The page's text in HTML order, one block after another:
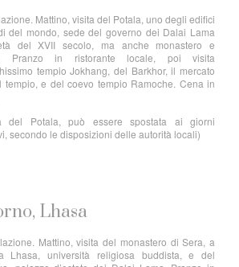
Mattino, visita del Potala, uno degli edifici
del mondo, sede del governo dei Dalai Lama
del XVII secolo, ma anche monastero e
Pranzo in ristorante locale, poi visita
tempio Jokhang, del Barkhor, il mercato
tempio, e del coevo tempio Ramoche. Cena in
del Potala, può essere spostata ai giorni
secondo le disposizioni delle autorità locali)
Lhasa
Mattino, visita del monastero di Sera, a
Lhasa, università religiosa buddista, e del